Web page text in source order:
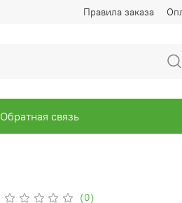
Правила заказа
Обратная связь
(0)